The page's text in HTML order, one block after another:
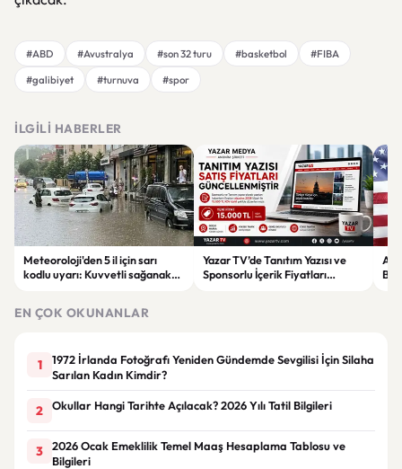
#ABD #Avustralya #son 32 turu #basketbol
#FIBA
#galibiyet
#turnuva #spor
İLGILI HABERLER
Meteoroloji'den 5 il için sarı
kodlu uyarı: Kuvvetli sağanak
Yazar TV’de Tanıtım Yazısı ve
Sponsorlu İçerik Fiyatları
EN ÇOK OKUNANLAR
1
1972 İrlanda Fotoğrafı Yeniden Gündemde Sevgilisi İçin Silaha
Sarılan Kadın Kimdir?
2 Okullar Hangi Tarihte Açılacak? 2026 Yılı Tatil Bilgileri
3
2026 Ocak Emeklilik Temel Maaş Hesaplama Tablosu ve
Bilgileri